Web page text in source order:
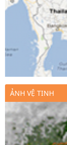
ẢNH VỆ TINH